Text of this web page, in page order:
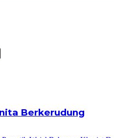
Berkerudung